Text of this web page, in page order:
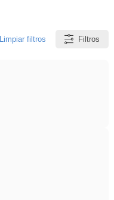
Limpiar filtros Filtros